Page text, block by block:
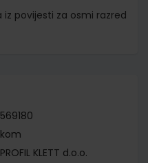
iz povijesti za osmi razred
569180
kom
PROFIL KLETT d.o.o.